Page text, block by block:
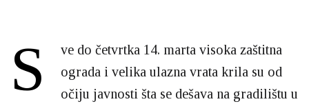
S
ve do četvrtka 14. marta visoka zaštitna
ograda i velika ulazna vrata krila su od
očiju javnosti šta se dešava na gradilištu u